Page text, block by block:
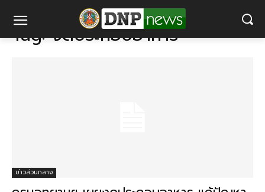
งดประกอบอาหาร
Tag:งดประกอบอาหาร
ข่าวส่วนกลาง